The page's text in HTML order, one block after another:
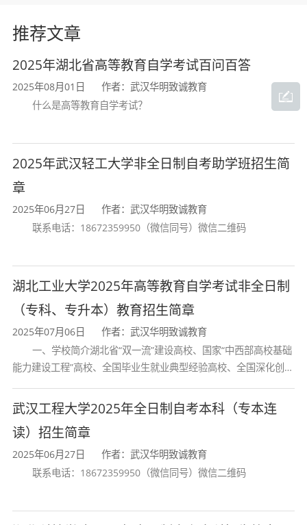
教育学生信息网（学信网）查询。同时，学校组
织学生在校期间参加各项职业技能培训，鼓励学
生考取相关职业资格证书，极大地提高学生的就
业竞争力，为学生的就业提供多重保障。毕业生
业、合资企业、民营企业，因“综合素质高、敬业
精神好、实践能力强、上岗适应快”而深受用人单
位欢迎。
推荐文章
2025年湖北省高等教育自学考试百问百答
2025年08月01日
作者：武汉华明致诚教育
什么是高等教育自学考试？
2025年武汉轻工大学非全日制自考助学班招生简
章
2025年06月27日
作者：武汉华明致诚教育
联系电话：18672359950（微信同号）微信二维码
湖北工业大学2025年高等教育自学考试非全日制
（专科、专升本）教育招生简章
2025年07月06日
作者：武汉华明致诚教育
一、学校简介湖北省“双一流”建设高校、国家“中西部高校基础
能力建设工程”高校、全国毕业生就业典型经验高校、全国深化创新
员职务科技成果所有权或
武汉工程大学2025年全日制自考本科（专本连
读）招生简章
2025年06月27日
作者：武汉华明致诚教育
联系电话：18672359950（微信同号）微信二维码